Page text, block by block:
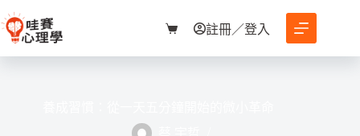
至
購
物
註冊／登入